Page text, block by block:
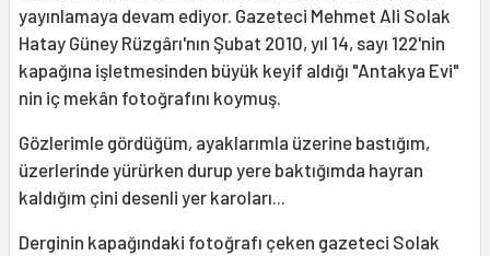
yayınlamaya devam ediyor. Gazeteci Mehmet Ali Solak
Hatay Güney Rüzgârı'nın Şubat 2010, yıl 14, sayı 122'nin
kapağına işletmesinden büyük keyif aldığı "Antakya Evi"
nin iç mekân fotoğrafını koymuş.
Gözlerimle gördüğüm, ayaklarımla üzerine bastığım,
üzerlerinde yürürken durup yere baktığımda hayran
kaldığım çini desenli yer karoları...
Derginin kapağındaki fotoğrafı çeken gazeteci Solak